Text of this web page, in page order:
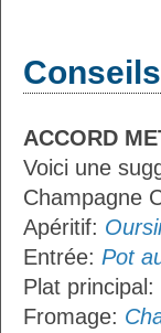
ACCORD
Voici une
Champagne
Apéritif:
Entrée: Pot
Plat principal:
Fromage: